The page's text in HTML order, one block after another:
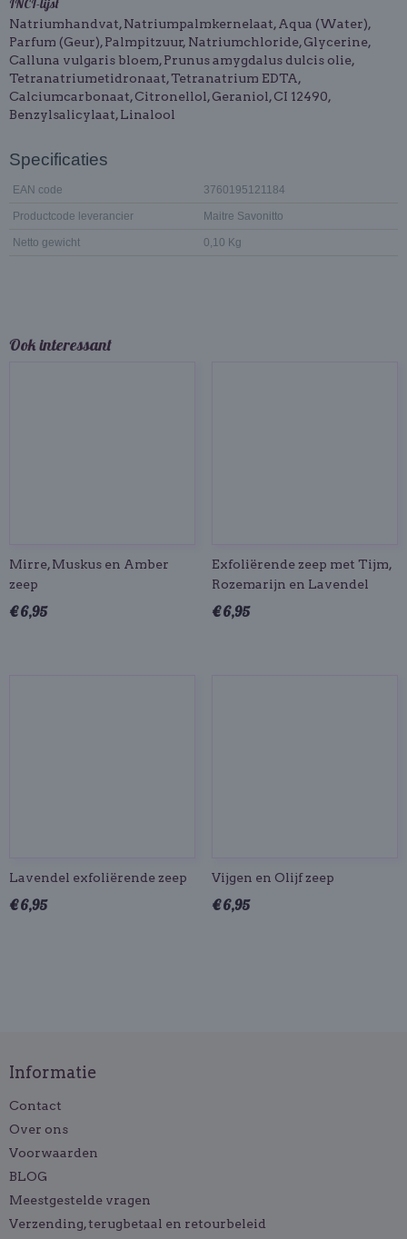
INCI-lijst
Natriumhandvat, Natriumpalmkernelaat, Aqua (Water),
Parfum (Geur), Palmpitzuur, Natriumchloride, Glycerine,
Calluna vulgaris bloem, Prunus amygdalus dulcis olie,
Tetranatriumetidronaat, Tetranatrium EDTA,
Calciumcarbonaat, Citronellol, Geraniol, CI 12490,
Benzylsalicylaat, Linalool
Specificaties
EAN code 3760195121184
Productcode leverancier Maitre Savonitto
Netto gewicht 0,10 Kg
Ook interessant
Mirre, Muskus en Amber
zeep
€ 6,95
Exfoliërende zeep met Tijm,
Rozemarijn en Lavendel
€ 6,95
Lavendel exfoliërende zeep
€ 6,95
Vijgen en Olijf zeep
€ 6,95
Informatie
Contact
Over ons
Voorwaarden
BLOG
Meestgestelde vragen
Verzending, terugbetaal en retourbeleid